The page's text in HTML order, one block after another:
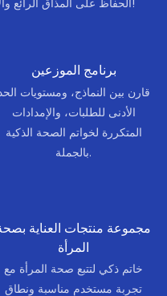
الحفاظ على المذاق الرائع والأداء المتميز، وعلى العالم من حولنا!
برنامج الموزعين
قارن بين النماذج، ومستويات
الأدنى للطلبات، والإمدادات
المتكررة لخواتم الصحة الذكية
بالجملة.
مجموعة منتجات العناية
المرأة
خاتم ذكي لتتبع صحة المرأة مع
تجربة مستخدم مناسبة ونطاق